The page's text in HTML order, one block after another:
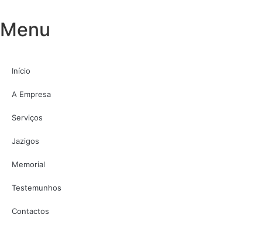
Menu
Início
A Empresa
Serviços
Jazigos
Memorial
Testemunhos
Contactos